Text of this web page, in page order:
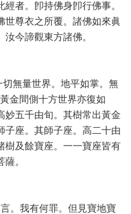
者。卽持佛身卽行佛事。
世尊衣之所覆。諸佛如來眞
今諦觀東方諸佛。
無量世界。地平如掌。無
金間側十方世界亦復如
妙五千由旬。其樹常出黃金
子座。其師子座。高二十由
樹及餘寶座。一一寶座皆有
。
。我有何罪。但見寶地寶